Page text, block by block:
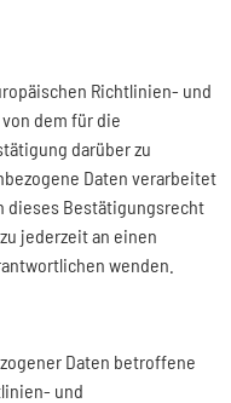
Richtlinien- und
dem für die
darüber zu
Daten verarbeitet
dieses Bestätigungsrecht
jederzeit an einen
wenden.
Daten betroffene
und